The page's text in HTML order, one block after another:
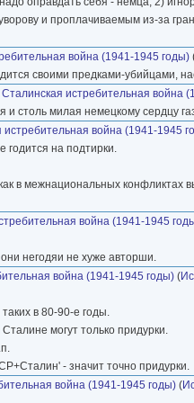
и проплачиваемым из-за
война (1941-1945 годы)
своими предками-убийцами,
Сталинская истребительная война
и столь милая немецкому сердцу
истребительная война (1941-1945
годится на подтирки.
в межнациональных
война (1941-1945
негодяи не хуже авторши.
война (1941-1945 годы) (
в 80-90-е годы.
могут только придурки.
- значит точно придурки.
война (1941-1945 годы) (